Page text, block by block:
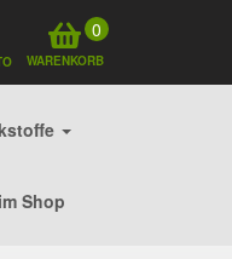
0
WARENKORB
Shop